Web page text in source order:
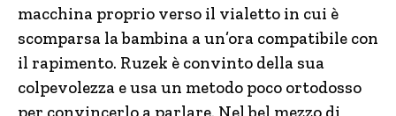
macchina proprio verso il vialetto in cui è
scomparsa la bambina a un’ora compatibile con
il rapimento. Ruzek è convinto della sua
colpevolezza e usa un metodo poco ortodosso